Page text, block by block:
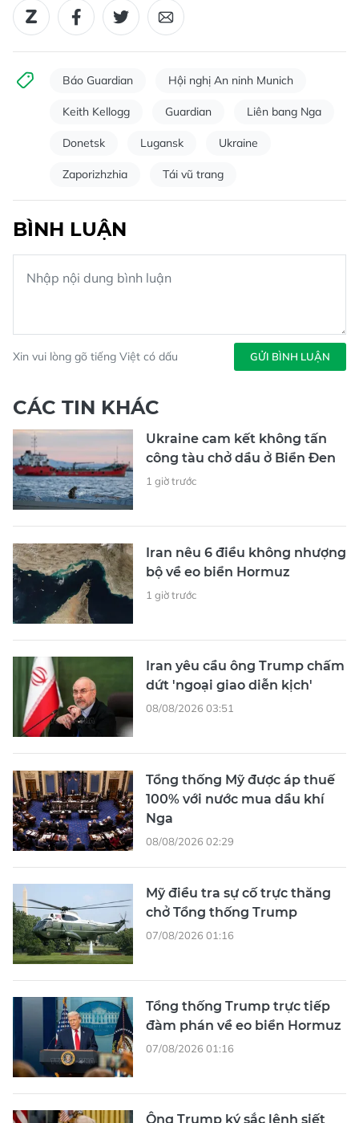
Báo Guardian Hội nghị An ninh Munich
Keith Kellogg Guardian Liên bang Nga
Donetsk Lugansk Ukraine
Zaporizhzhia Tái vũ trang
BÌNH LUẬN
Xin vui lòng gõ tiếng Việt có dấu GỬI BÌNH LUẬN
CÁC TIN KHÁC
Ukraine cam kết không tấn
công tàu chở dầu ở Biển Đen
1 giờ trước
Iran nêu 6 điều không nhượng
bộ về eo biển Hormuz
1 giờ trước
Iran yêu cầu ông Trump chấm
dứt 'ngoại giao diễn kịch'
08/08/2026 03:51
Tổng thống Mỹ được áp thuế
100% với nước mua dầu khí
Nga
08/08/2026 02:29
Mỹ điều tra sự cố trực thăng
chở Tổng thống Trump
07/08/2026 01:16
Tổng thống Trump trực tiếp
đàm phán về eo biển Hormuz
07/08/2026 01:16
Ông Trump ký sắc lệnh siết